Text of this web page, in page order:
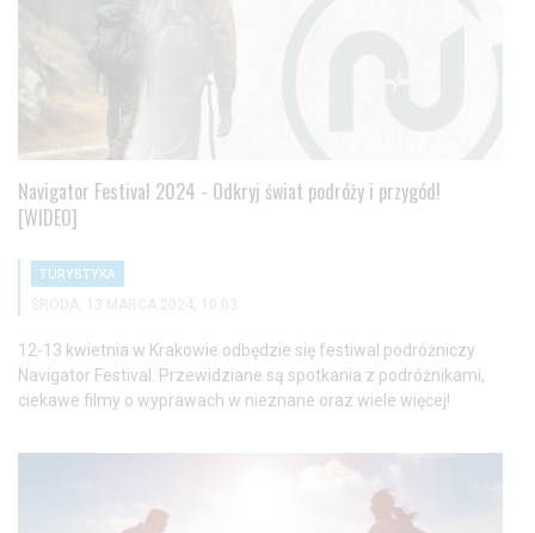
Navigator Festival 2024 - Odkryj świat podróży i przygód!
[WIDEO]
TURYSTYKA
ŚRODA, 13 MARCA 2024, 10:03
12-13 kwietnia w Krakowie odbędzie się festiwal podróżniczy
Navigator Festival. Przewidziane są spotkania z podróżnikami,
ciekawe filmy o wyprawach w nieznane oraz wiele więcej!